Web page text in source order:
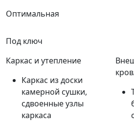
Оптимальная
Под ключ
Каркас и утепление
Каркас из доски
камерной сушки,
сдвоенные узлы
каркаса